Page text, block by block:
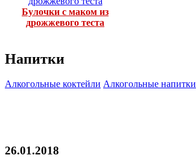
Булочки с маком из
дрожжевого теста
Напитки
Алкогольные коктейли Алкогольные напитки
26.01.2018